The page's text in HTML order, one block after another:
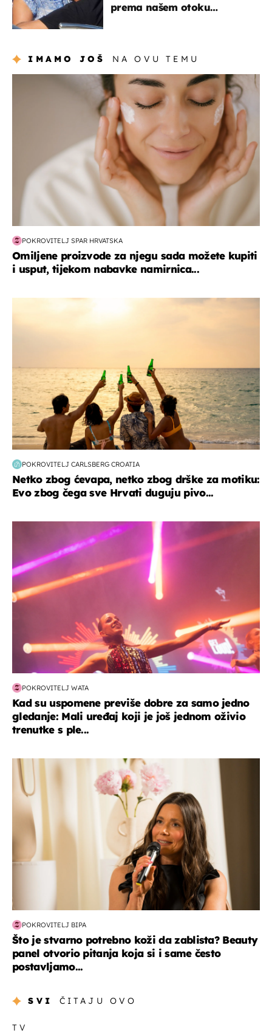
prema našem otoku
IMAMO JOŠ NA OVU TEMU
moda & ljepota
POKROVITELJ SPAR HRVATSKA
Omiljene proizvode za njegu sada možete kupiti
i usput, tijekom nabavke namirnica...
POKROVITELJ CARLSBERG CROATIA
Netko zbog ćevapa, netko zbog drške za motiku:
Evo zbog čega sve Hrvati duguju pivo...
POKROVITELJ WATA
Kad su uspomene previše dobre za samo jedno
gledanje: Mali uređaj koji je još jednom oživio
trenutke s ple...
moda & ljepota
POKROVITELJ BIPA
Što je stvarno potrebno koži da zablista? Beauty
panel otvorio pitanja koja si i same često
postavljamo...
SVI ČITAJU OVO
TV